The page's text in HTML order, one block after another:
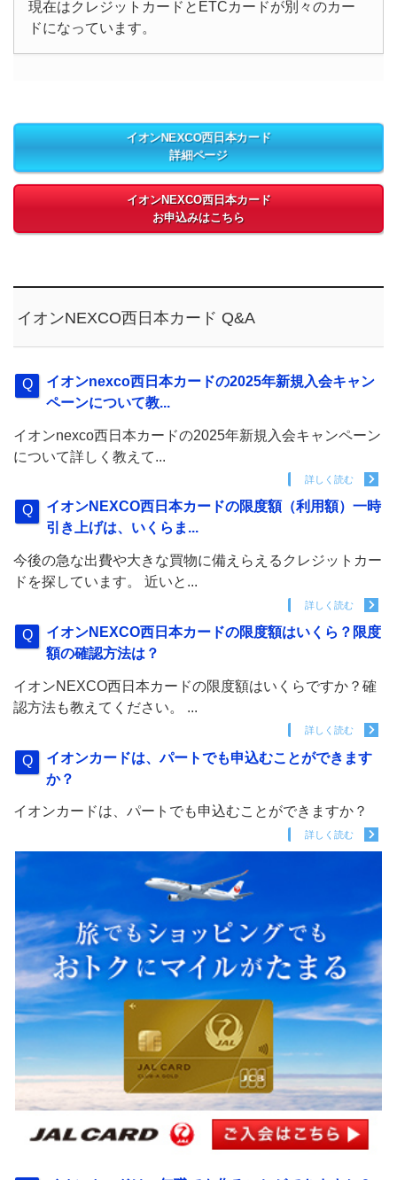
現在はクレジットカードとETCカードが別々のカー
ドになっています。
イオンNEXCO西日本カード
詳細ページ
イオンNEXCO西日本カード
お申込みはこちら
イオンNEXCO西日本カード Q&A
イオンnexco西日本カードの2025年新規入会キャン
ペーンについて教...
イオンnexco西日本カードの2025年新規入会キャンペーン
について詳しく教えて...
詳しく読む
イオンNEXCO西日本カードの限度額（利用額）一時
引き上げは、いくらま...
今後の急な出費や大きな買物に備えらえるクレジットカー
ドを探しています。 近いと...
詳しく読む
イオンNEXCO西日本カードの限度額はいくら？限度
額の確認方法は？
イオンNEXCO西日本カードの限度額はいくらですか？確
認方法も教えてください。 ...
詳しく読む
イオンカードは、パートでも申込むことができます
か？
イオンカードは、パートでも申込むことができますか？
詳しく読む